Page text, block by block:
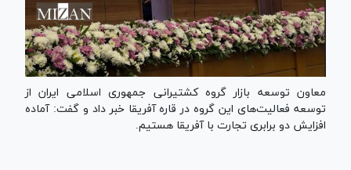
معاون توسعه بازار گروه کشتیرانی جمهوری اسلامی ایران از
توسعه فعالیت‌های این گروه در قاره آفریقا خبر داد و گفت: آماده
افزایش دو برابری تجارت با آفریقا هستیم.